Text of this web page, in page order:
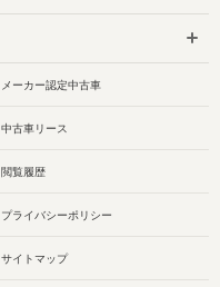
メーカー認定中古車
中古車リース
閲覧履歴
プライバシーポリシー
サイトマップ